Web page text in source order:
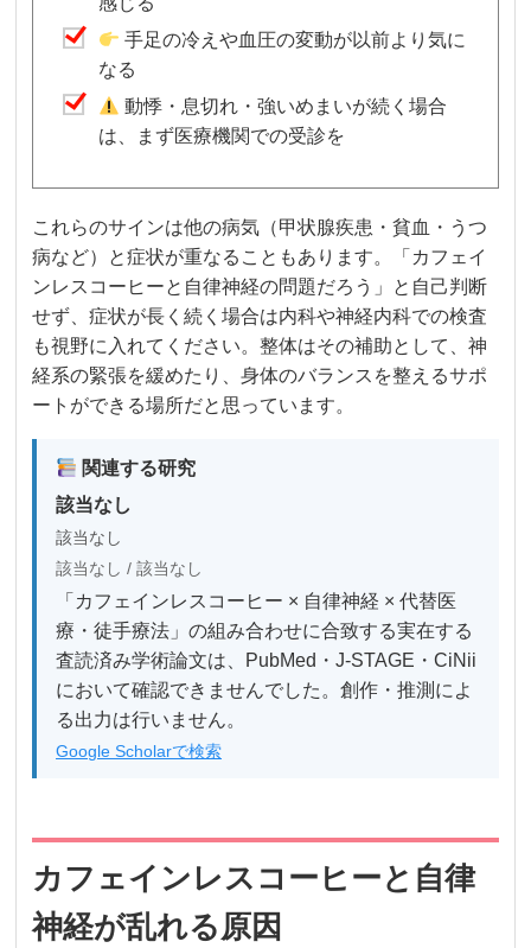
手足の冷えや血圧の変動が以前より気に
なる
動悸・息切れ・強いめまいが続く場合
は、まず医療機関での受診を
これらのサインは他の病気（甲状腺疾患・貧血・うつ
病など）と症状が重なることもあります。「カフェイ
ンレスコーヒーと自律神経の問題だろう」と自己判断
せず、症状が長く続く場合は内科や神経内科での検査
も視野に入れてください。整体はその補助として、神
経系の緊張を緩めたり、身体のバランスを整えるサポ
ートができる場所だと思っています。
関連する研究
該当なし
該当なし
該当なし / 該当なし
「カフェインレスコーヒー × 自律神経 × 代替医
療・徒手療法」の組み合わせに合致する実在する
査読済み学術論文は、PubMed・J-STAGE・CiNii
において確認できませんでした。創作・推測によ
る出力は行いません。
Google Scholarで検索
カフェインレスコーヒーと自律
神経が乱れる原因